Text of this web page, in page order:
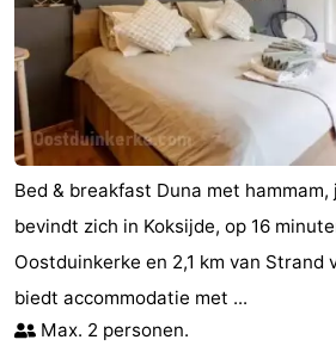
Bed & breakfast Duna met hammam,
bevindt zich in Koksijde, op 16
Oostduinkerke en 2,1 km van Strand
biedt accommodatie met ...
Max. 2 personen.